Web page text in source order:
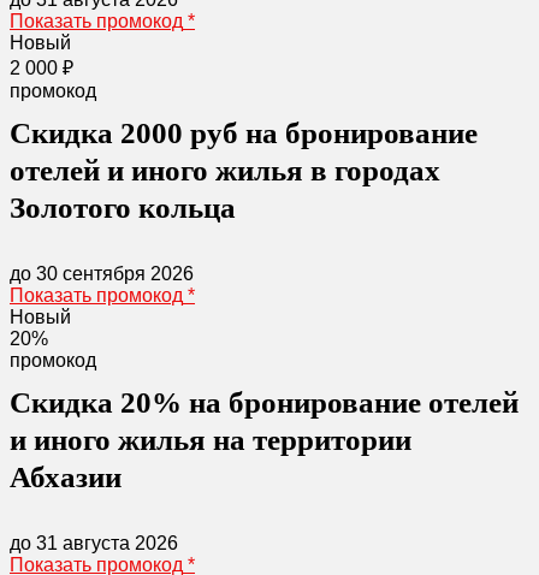
Показать промокод *
Новый
2 000 ₽
промокод
Скидка 2000 руб на бронирование
отелей и иного жилья в городах
Золотого кольца
до 30 сентября 2026
Показать промокод *
Новый
20%
промокод
Скидка 20% на бронирование отелей
и иного жилья на территории
Абхазии
до 31 августа 2026
Показать промокод *